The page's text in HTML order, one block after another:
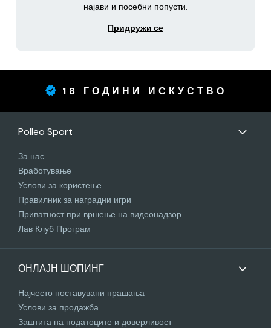
најави и посебни попусти.
Придружи се
18 ГОДИНИ ИСКУСТВО
Polleo Sport
За нас
Вработување
Услови за користење
Правилник за наградни игри
Приватност при вршење на видеонадзор
Лав Клуб Програм
ОНЛАЈН ШОПИНГ
Најчесто поставувани прашања
Услови за продажба
Заштита на податоците и доверливост